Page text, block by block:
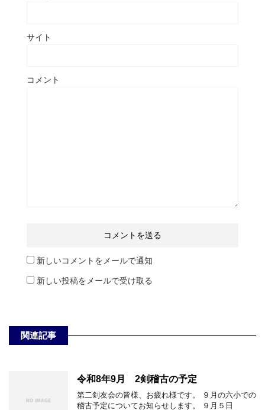
サイト
コメント
新しいコメントをメールで通知
新しい投稿をメールで受け取る
関連記事
令和8年9月 2剣稽古の予定
第二剣友会の皆様、お疲れ様です。 ９月の六小での
稽古予定についてお知らせします。 ９月５日